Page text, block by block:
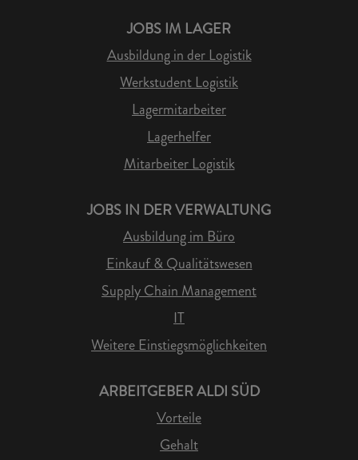
JOBS IM LAGER
Ausbildung in der Logistik
Werkstudent Logistik
Lagermitarbeiter
Lagerhelfer
Mitarbeiter Logistik
JOBS IN DER VERWALTUNG
Ausbildung im Büro
Einkauf & Qualitätswesen
Supply Chain Management
IT
Weitere Einstiegsmöglichkeiten
ARBEITGEBER ALDI SÜD
Vorteile
Gehalt